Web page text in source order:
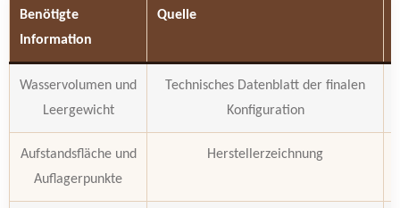
Benötigte
Information
Quelle
Wasservolumen und
Leergewicht
Technisches Datenblatt der finalen
Konfiguration
Aufstandsfläche und
Auflagerpunkte
Herstellerzeichnung